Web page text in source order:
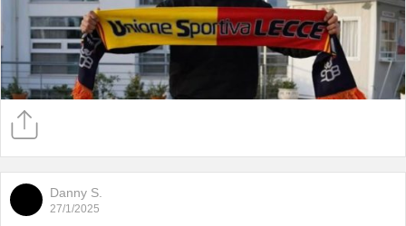
Danny S.
27/1/2025